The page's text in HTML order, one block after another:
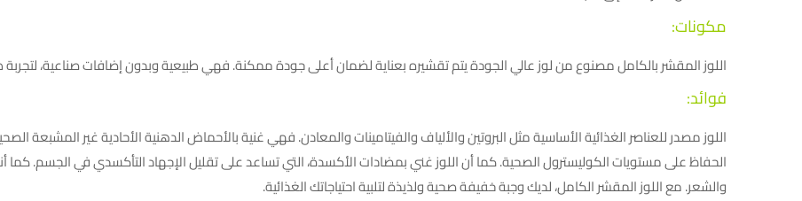
مكونات:
اللوز المقشر بالكامل مصنوع من لوز عالي الجودة يتم تقشيره بعناية لضمان أعلى جودة ممكنة. فهي طبيعية وبدون إضافات صناعية،
فوائد:
اللوز مصدر للعناصر الغذائية الأساسية مثل البروتين والألياف والفيتامينات والمعادن. فهي غنية بالأحماض الدهنية الأحادية غير المشبعة
الحفاظ على مستويات الكوليسترول الصحية. كما أن اللوز غني بمضادات الأكسدة، التي تساعد على تقليل الإجهاد التأكسدي في الجسم. كما
والشعر. مع اللوز المقشر الكامل، لديك وجبة خفيفة صحية ولذيذة لتلبية احتياجاتك الغذائية.